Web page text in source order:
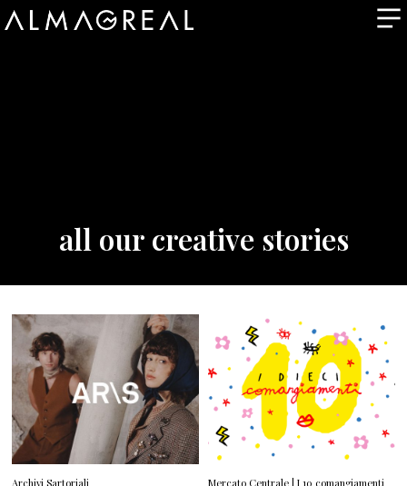
all our creative stories
Archivi Sartoriali Mercato Centrale | I 10 comangiamenti